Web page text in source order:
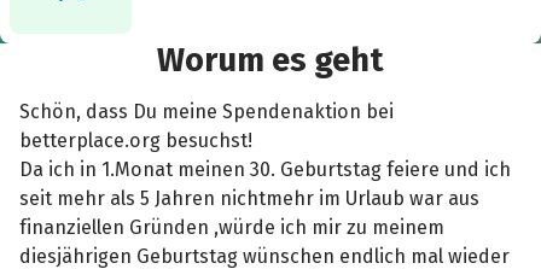
Worum es geht
Schön, dass Du meine Spendenaktion bei
betterplace.org besuchst!
Da ich in 1.Monat meinen 30. Geburtstag feiere und ich
seit mehr als 5 Jahren nichtmehr im Urlaub war aus
finanziellen Gründen ,würde ich mir zu meinem
diesjährigen Geburtstag wünschen endlich mal wieder